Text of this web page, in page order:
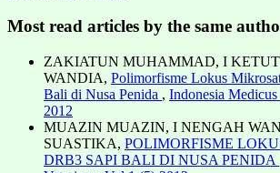
Most read articles by the same
ZAKIATUN MUHAMMAD, I
WANDIA, Polimorfisme Lokus
Bali di Nusa Penida , Indonesia
2012
MUAZIN MUAZIN, I NENGAH
SUASTIKA, POLIMORFISME
DRB3 SAPI BALI DI NUSA PENIDA